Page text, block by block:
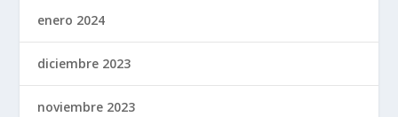
enero 2024
diciembre 2023
noviembre 2023